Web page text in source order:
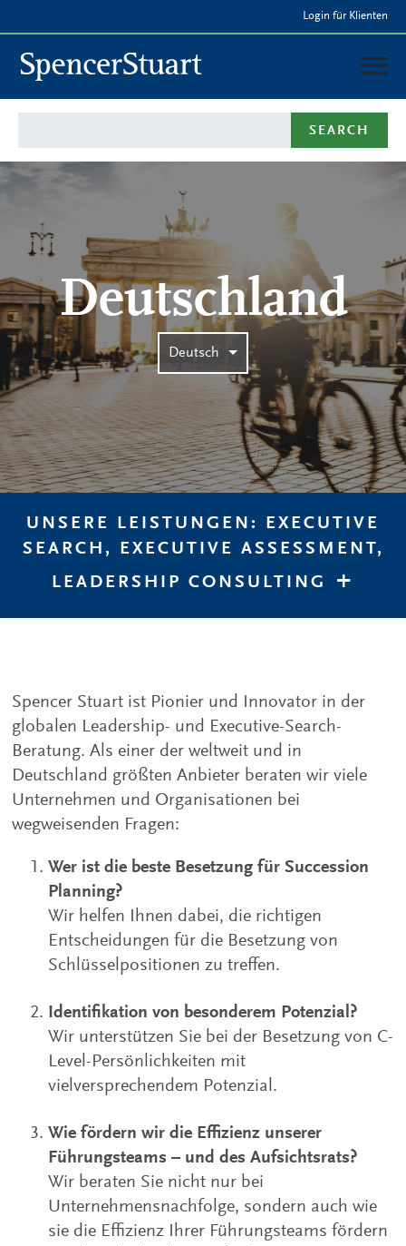
to
Main
Deutschland
LEISTUNGEN
BERATER & TEAM
Login für Klienten
SEARCH
Deutschland
Deutsch
UNSERE LEISTUNGEN: EXECUTIVE
SEARCH, EXECUTIVE ASSESSMENT,
LEADERSHIP CONSULTING
Spencer Stuart ist Pionier und Innovator in der
globalen Leadership- und Executive-Search-
Beratung. Als einer der weltweit und in
Deutschland größten Anbieter beraten wir viele
Unternehmen und Organisationen bei
wegweisenden Fragen:
Wer ist die beste Besetzung für Succession
Planning?
Wir helfen Ihnen dabei, die richtigen
Entscheidungen für die Besetzung von
Schlüsselpositionen zu treffen.
Identifikation von besonderem Potenzial?
Wir unterstützen Sie bei der Besetzung von C-
Level-Persönlichkeiten mit
vielversprechendem Potenzial.
Wie fördern wir die Effizienz unserer
Führungsteams – und des Aufsichtsrats?
Wir beraten Sie nicht nur bei
Unternehmensnachfolge, sondern auch wie
sie die Effizienz Ihrer Führungsteams fördern